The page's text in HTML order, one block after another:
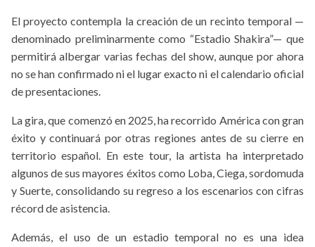
El proyecto contempla la creación de un recinto temporal —
denominado preliminarmente como “Estadio Shakira”— que
permitirá albergar varias fechas del show, aunque por ahora
no se han confirmado ni el lugar exacto ni el calendario oficial
de presentaciones.
La gira, que comenzó en 2025, ha recorrido América con gran
éxito y continuará por otras regiones antes de su cierre en
territorio español. En este tour, la artista ha interpretado
algunos de sus mayores éxitos como Loba, Ciega, sordomuda
y Suerte, consolidando su regreso a los escenarios con cifras
récord de asistencia.
Además, el uso de un estadio temporal no es una idea